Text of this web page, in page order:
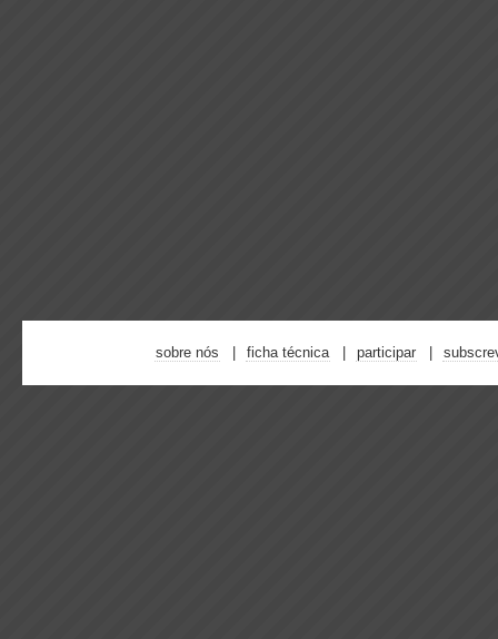
sobre nós ficha técnica participar